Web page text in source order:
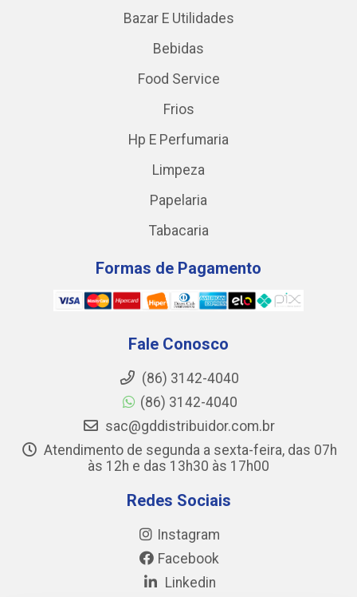
Bazar E Utilidades
Bebidas
Food Service
Frios
Hp E Perfumaria
Limpeza
Papelaria
Tabacaria
Formas de Pagamento
Fale Conosco
(86) 3142-4040
(86) 3142-4040
sac@gddistribuidor.com.br
Atendimento de segunda a sexta-feira, das 07h
às 12h e das 13h30 às 17h00
Redes Sociais
Instagram
Facebook
Linkedin